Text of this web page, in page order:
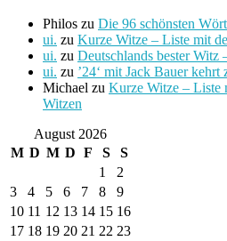
Philos zu Die 96 schönsten
ui. zu Kurze Witze – Liste mit
ui. zu Deutschlands bester Witz
ui. zu ’24‘ mit Jack Bauer kehrt
Michael zu Kurze Witze – Liste
Witzen
August 2026
M D M D F S
S
1
2
3
4 5 6 7 8
9
10 11 12 13 14 15 16
17 18 19 20 21 22 23